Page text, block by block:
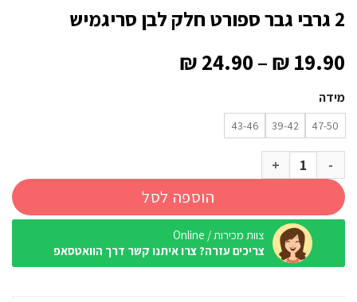
2 גרבי גבר ספורט חלק לבן סריגמיש
₪19.90
–
₪24.90
מידה
47-50
39-42
43-46
כמות של 2 גרבי גבר ספורט חלק לבן סריגמיש
הוספה לסל
צוות מכירות / Online
צריכים עזרה? צרו איתנו קשר דרך הוואטסאפ